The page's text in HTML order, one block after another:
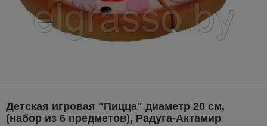
Детская игровая "Пицца" диаметр 20 см,
(набор из 6 предметов), Радуга-Актамир